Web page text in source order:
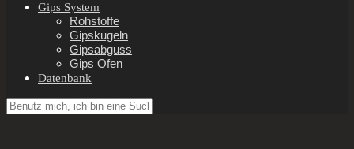
Gips System
Rohstoffe
Gipskugeln
Gipsabguss
Gips Ofen
Datenbank